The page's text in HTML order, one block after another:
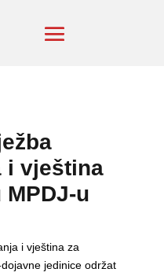
i vještina
u
i vještina za
jedinice održat